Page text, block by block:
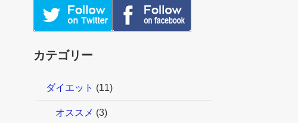
カテゴリー
ダイエット (11)
オススメ (3)